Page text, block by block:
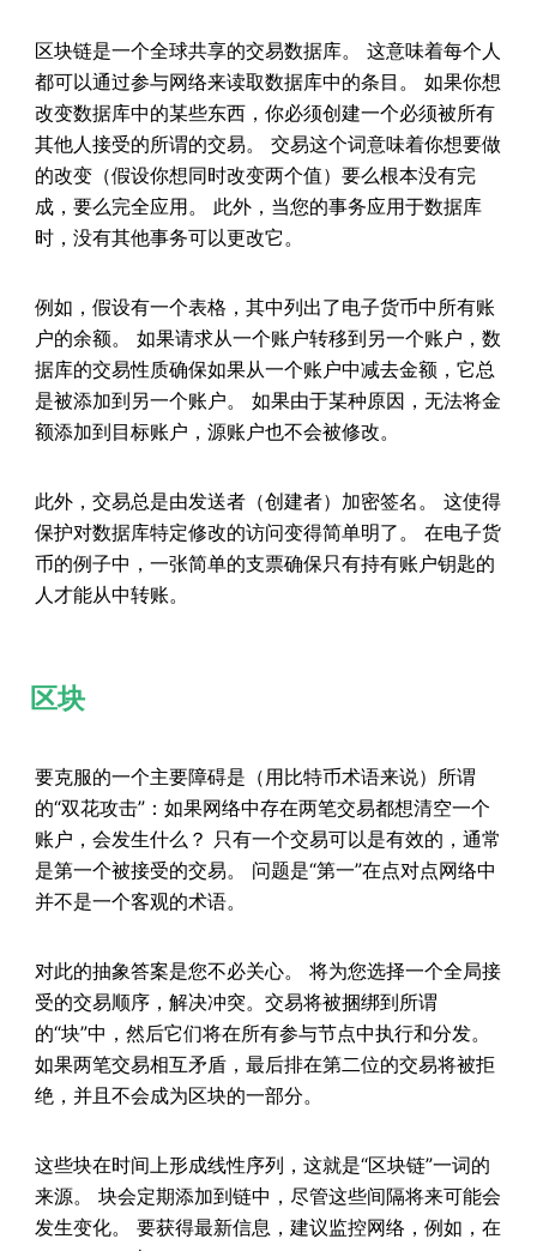
区块链是一个全球共享的交易数据库。 这意味着每个人
都可以通过参与网络来读取数据库中的条目。 如果你想
改变数据库中的某些东西，你必须创建一个必须被所有
其他人接受的所谓的交易。 交易这个词意味着你想要做
的改变（假设你想同时改变两个值）要么根本没有完
成，要么完全应用。 此外，当您的事务应用于数据库
时，没有其他事务可以更改它。
例如，假设有一个表格，其中列出了电子货币中所有账
户的余额。 如果请求从一个账户转移到另一个账户，数
据库的交易性质确保如果从一个账户中减去金额，它总
是被添加到另一个账户。 如果由于某种原因，无法将金
额添加到目标账户，源账户也不会被修改。
此外，交易总是由发送者（创建者）加密签名。 这使得
保护对数据库特定修改的访问变得简单明了。 在电子货
币的例子中，一张简单的支票确保只有持有账户钥匙的
人才能从中转账。
区块
要克服的一个主要障碍是（用比特币术语来说）所谓
的“双花攻击”：如果网络中存在两笔交易都想清空一个
账户，会发生什么？ 只有一个交易可以是有效的，通常
是第一个被接受的交易。 问题是“第一”在点对点网络中
并不是一个客观的术语。
对此的抽象答案是您不必关心。 将为您选择一个全局接
受的交易顺序，解决冲突。交易将被捆绑到所谓
的“块”中，然后它们将在所有参与节点中执行和分发。
如果两笔交易相互矛盾，最后排在第二位的交易将被拒
绝，并且不会成为区块的一部分。
这些块在时间上形成线性序列，这就是“区块链”一词的
来源。 块会定期添加到链中，尽管这些间隔将来可能会
发生变化。 要获得最新信息，建议监控网络，例如，在